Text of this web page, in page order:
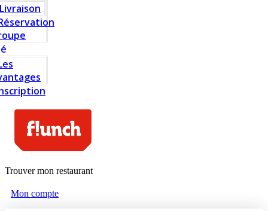
Livraison
Trouver mon restaurant
Mon compte